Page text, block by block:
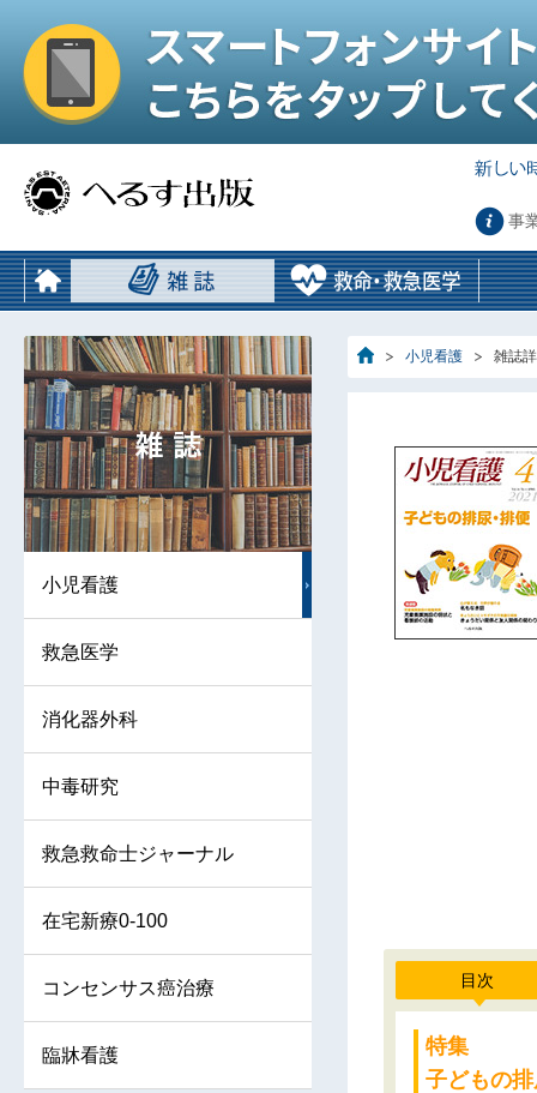
事
小児看護 雑誌
目次
特集
子どもの
小児看護
救急医学
消化器外科
中毒研究
救急救命士ジャーナル
在宅新療0-100
コンセンサス癌治療
臨牀看護